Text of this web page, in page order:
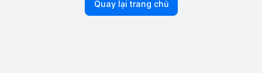
Quay lại trang chủ